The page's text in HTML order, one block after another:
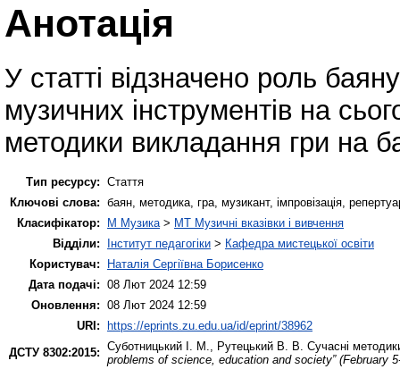
Анотація
У статті відзначено роль
музичних інструментів на
методики викладання гри на
Тип ресурсу: Стаття
Ключові слова: баян, методика, гра, музикант, імпровізація,
Класифікатор:
M Музика > MT Музичні вказівки і вивчення
Відділи:
Інститут педагогіки > Кафедра мистецької освіти
Користувач:
Наталія Сергіївна Борисенко
Дата подачі: 08 Лют 2024 12:59
Оновлення: 08 Лют 2024 12:59
URI: https://eprints.zu.edu.ua/id/eprint/38962
ДСТУ 8302:2015: Суботницький І. М. Рутецький В. В. Сучасні
problems of science, education and society” (February